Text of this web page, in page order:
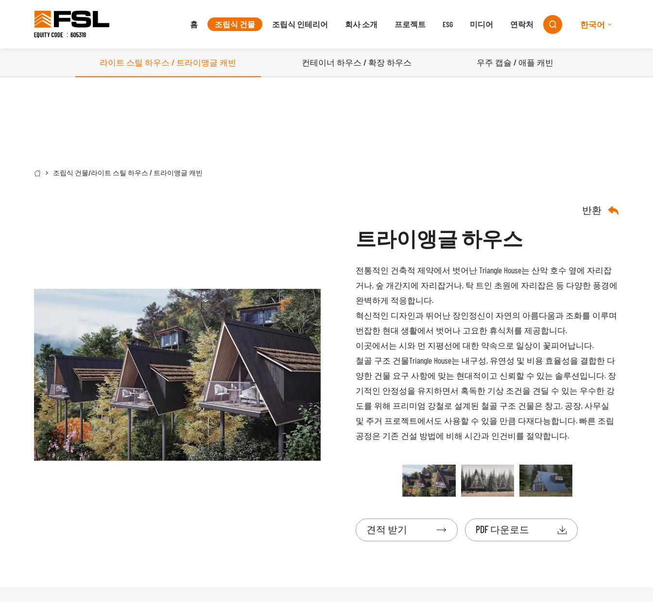
홈 조립식 건물 조립식 인테리어 회사 소개 프로젝트 ESG 미디어 연락처  한국어
라이트 스틸 하우스 / 트라이앵글 캐빈 컨테이너 하우스 / 확장 하우스 우주 캡슐 / 애플 캐빈
 조립식 건물/라이트 스틸 하우스 / 트라이앵글 캐빈
반환 
트라이앵글 하우스
전통적인 건축적 제약에서 벗어난 Triangle House는 산악 호수 옆에 자리잡
거나, 숲 개간지에 자리잡거나, 탁 트인 초원에 자리잡은 등 다양한 풍경에
완벽하게 적응합니다.
혁신적인 디자인과 뛰어난 장인정신이 자연의 아름다움과 조화를 이루며
번잡한 현대 생활에서 벗어나 고요한 휴식처를 제공합니다.
이곳에서는 시와 먼 지평선에 대한 약속으로 일상이 꽃피어납니다.
철골 구조 건물Triangle House는 내구성, 유연성 및 비용 효율성을 결합한 다
양한 건물 요구 사항에 맞는 현대적이고 신뢰할 수 있는 솔루션입니다. 장
기적인 안정성을 유지하면서 혹독한 기상 조건을 견딜 수 있는 우수한 강
도를 위해 프리미엄 강철로 설계된 철골 구조 건물은 창고, 공장, 사무실
및 주거 프로젝트에서도 사용할 수 있을 만큼 다재다능합니다. 빠른 조립
공정은 기존 건설 방법에 비해 시간과 인건비를 절약합니다.
견적 받기  PDF 다운로드 